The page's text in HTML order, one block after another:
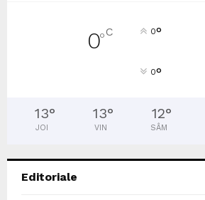
0°C 0°
0°
13°
JOI
13°
VIN
12°
SÂM
Editoriale